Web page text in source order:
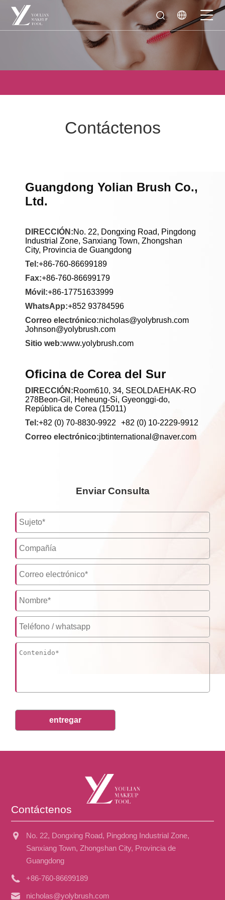
Contáctenos
Guangdong Yolian Brush Co.,
Ltd.
DIRECCIÓN:No. 22, Dongxing Road, Pingdong
Industrial Zone, Sanxiang Town, Zhongshan
City, Provincia de Guangdong
Tel:+86-760-86699189
Fax:+86-760-86699179
Móvil:+86-17751633999
WhatsApp:+852 93784596
Correo electrónico:nicholas@yolybrush.com
Johnson@yolybrush.com
Sitio web:www.yolybrush.com
Oficina de Corea del Sur
DIRECCIÓN:Room610, 34, SEOLDAEHAK-RO
278Beon-Gil, Heheung-Si, Gyeonggi-do,
República de Corea (15011)
Tel:+82 (0) 70-8830-9922
+82 (0) 10-2229-9912
Correo electrónico:jbtinternational@naver.com
Enviar Consulta
entregar
Contáctenos
No. 22, Dongxing Road, Pingdong Industrial Zone,
Sanxiang Town, Zhongshan City, Provincia de
Guangdong
+86-760-86699189
nicholas@yolybrush.com